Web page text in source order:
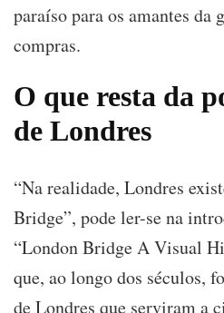
paraíso para os amantes da
compras.
O que resta da
de Londres
“Na realidade, Londres
Bridge”, pode ler-se na
“London Bridge A Visual
que, ao longo dos séculos,
de Londres que serviram a